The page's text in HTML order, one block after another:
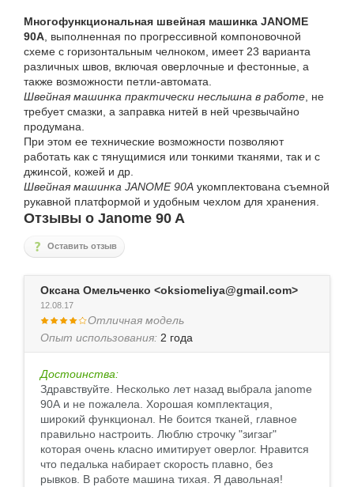
Многофункциональная швейная машинка JANOME
90A, выполненная по прогрессивной компоновочной
схеме с горизонтальным челноком, имеет 23 варианта
различных швов, включая оверлочные и фестонные, а
также возможности петли-автомата.
Швейная машинка практически неслышна в работе, не
требует смазки, а заправка нитей в ней чрезвычайно
продумана.
При этом ее технические возможности позволяют
работать как с тянущимися или тонкими тканями, так и с
джинсой, кожей и др.
Швейная машинка JANOME 90A укомплектована съемной
рукавной платформой и удобным чехлом для хранения.
Отзывы о Janome 90 A
Оставить отзыв
Оксана Омельченко <oksiomeliya@gmail.com>
12.08.17
Отличная модель
Опыт использования: 2 года
Достоинства:
Здравствуйте. Несколько лет назад выбрала janome
90А и не пожалела. Хорошая комплектация,
широкий функционал. Не боится тканей, главное
правильно настроить. Люблю строчку "зигзаг"
которая очень класно имитирует оверлог. Нравится
что педалька набирает скорость плавно, без
рывков. В работе машина тихая. Я давольная!